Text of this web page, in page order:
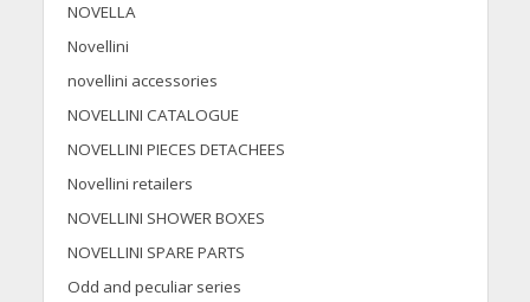
NOVELLA
Novellini
novellini accessories
NOVELLINI CATALOGUE
NOVELLINI PIECES DETACHEES
Novellini retailers
NOVELLINI SHOWER BOXES
NOVELLINI SPARE PARTS
Odd and peculiar series